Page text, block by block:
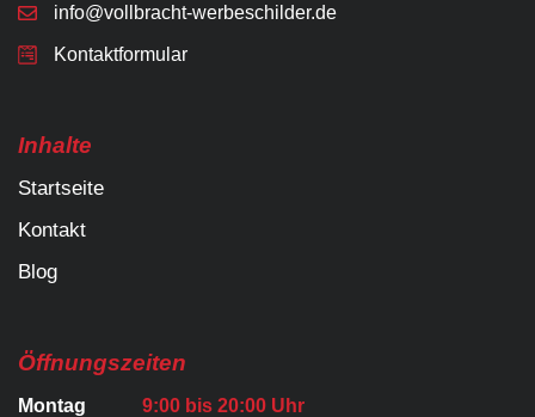
info@vollbracht-werbeschilder.de
Kontaktformular
Inhalte
Startseite
Kontakt
Blog
Öffnungszeiten
Montag 9:00 bis 20:00 Uhr